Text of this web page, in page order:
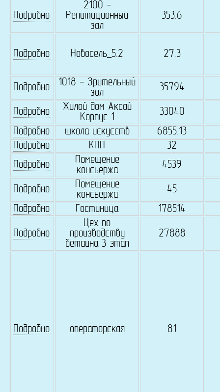
Подробно
2100 -
Репитиционный
зал
353.6
Подробно Новосель_5.2 27.3
Подробно
1018 - Зрительный
зал
35794
Подробно
Жилой дом Аксай
Корпус 1
33040
Подробно
школа искусств
6855.13
Подробно
КПП
32
Подробно
Помещение
консьержа
4539
Подробно
Помещение
консьержа
45
Подробно
Гостиница 178514
Подробно
Цех по
производству
бетаина 3 этап
27888
Подробно операторская 81